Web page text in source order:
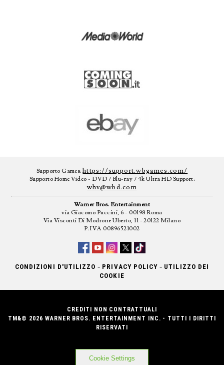
Supporto Games:https://support.wbgames.com/
Supporto Home Video - DVD / Blu-ray / 4k Ultra HD Support:
whv@wbd.com
Warner Bros. Entertainment
via Giacomo Puccini, 6 - 00198 Roma
Via Visconti Di Modrone Uberto, 11 - 20122 Milano
P.IVA 00896521002
CONDIZIONI D'UTILIZZO - PRIVACY POLICY - UTILIZZO DEI
COOKIE
CREDITI NON CONTRATTUALI
TM&© 2026 WARNER BROS. ENTERTAINMENT INC. - TUTTI I DIRITTI
RISERVATI
Cookie Settings